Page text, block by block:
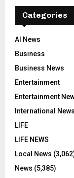
Categories
AI News
Business
Business News
Entertainment
Entertainment
International News
LIFE
LIFE NEWS
Local News
News (5,385)